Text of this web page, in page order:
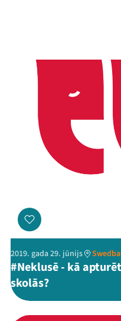
2019. gada 29. jūnijs
#Neklusē - kā
skolās?